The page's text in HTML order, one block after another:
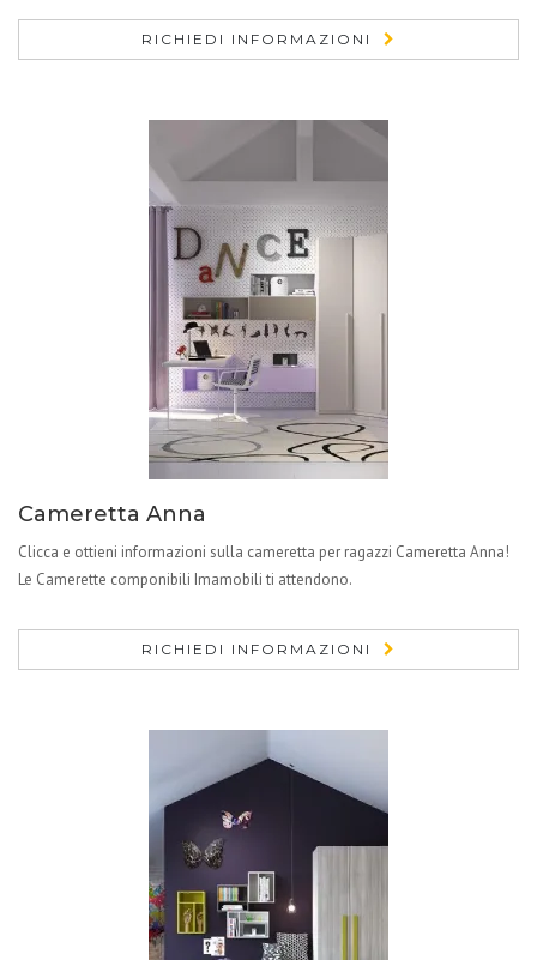
RICHIEDI INFORMAZIONI
Cameretta Anna
Clicca e ottieni informazioni sulla cameretta per ragazzi Cameretta Anna!
Le Camerette componibili Imamobili ti attendono.
RICHIEDI INFORMAZIONI